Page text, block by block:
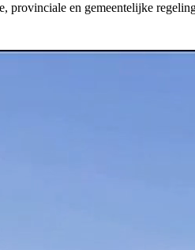
provinciale en gemeentelijke